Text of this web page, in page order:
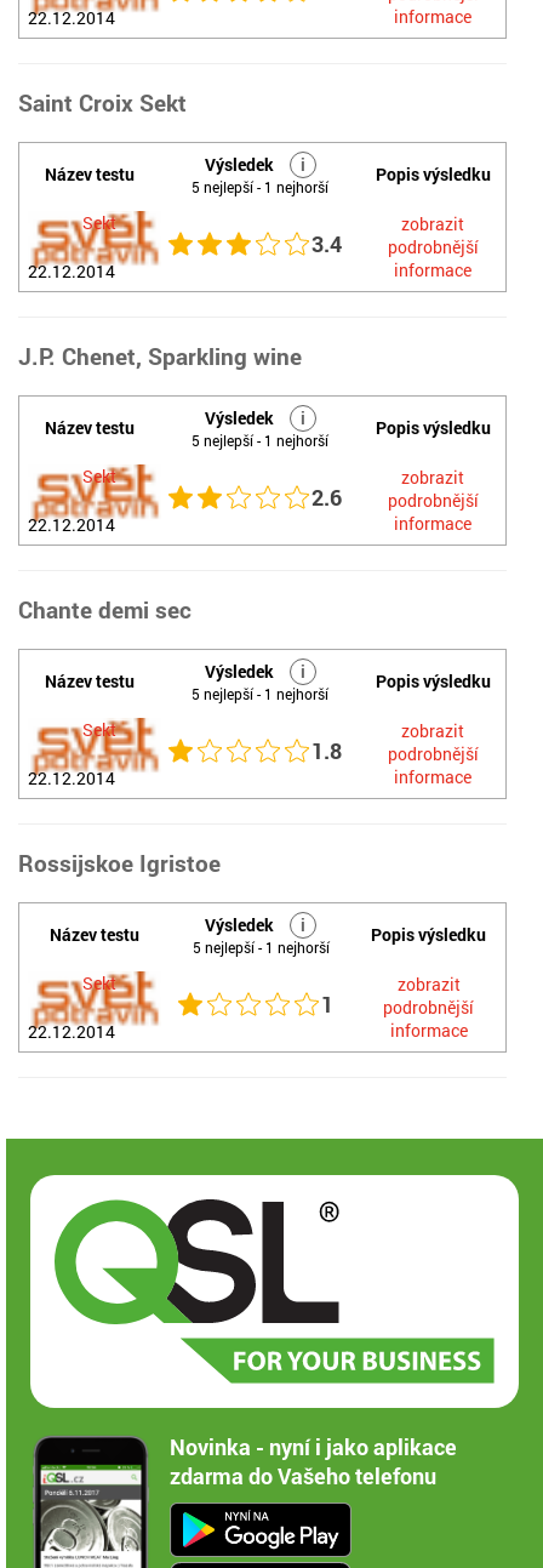
22.12.2014
informace
Saint Croix Sekt
Název testu Výsledek i
5 nejlepší - 1 nejhorší
Popis výsledku
Sekt
22.12.2014
3.4
zobrazit
podrobnější
informace
J.P. Chenet, Sparkling wine
Název testu Výsledek i
5 nejlepší - 1 nejhorší
Popis výsledku
Sekt
22.12.2014
2.6
zobrazit
podrobnější
informace
Chante demi sec
Název testu Výsledek i
5 nejlepší - 1 nejhorší
Popis výsledku
Sekt
22.12.2014
1.8
zobrazit
podrobnější
informace
Rossijskoe Igristoe
Název testu Výsledek i
5 nejlepší - 1 nejhorší
Popis výsledku
Sekt
22.12.2014
1
zobrazit
podrobnější
informace
Novinka - nyní i jako aplikace
zdarma do Vašeho telefonu